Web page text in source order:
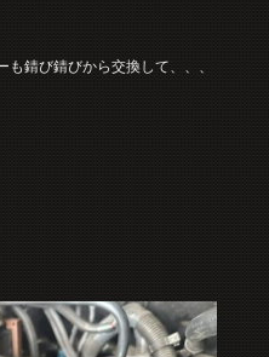
錆び錆びから交換して、、、